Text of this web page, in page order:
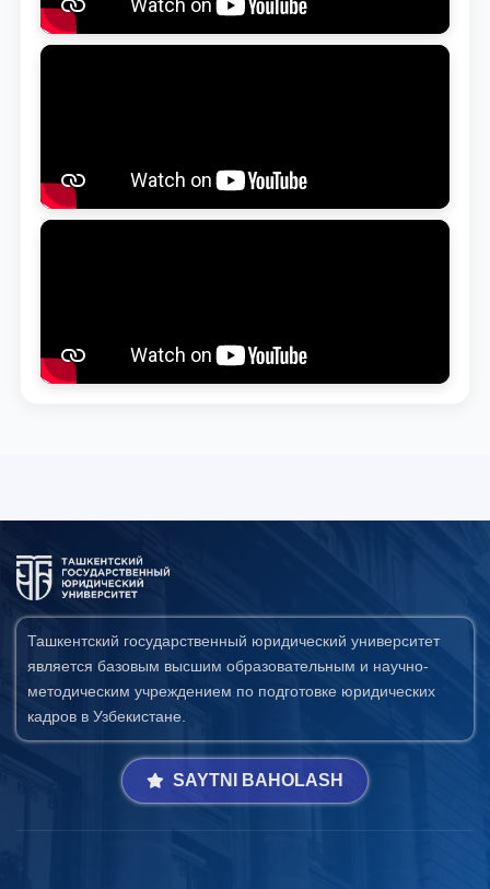
Ташкентский государственный юридический университет
является базовым высшим образовательным и научно-
методическим учреждением по подготовке юридических
кадров в Узбекистане.
SAYTNI BAHOLASH